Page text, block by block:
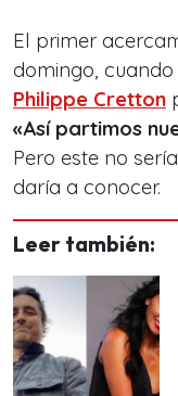
El primer
domingo,
Philippe Cretton
«Así partimos
Pero este no
daría a conocer.
Leer también: